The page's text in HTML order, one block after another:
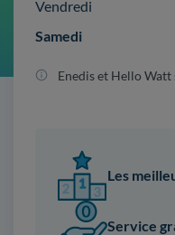
Vendredi
Samedi
Enedis et Hello
Les
Service